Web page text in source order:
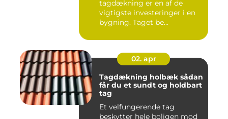
tagdækning er en af de
vigtigste investeringer i en
bygning. Taget be...
02. apr
Tagdækning holbæk sådan
får du et sundt og holdbart
tag
Et velfungerende tag
beskytter hele boligen mod